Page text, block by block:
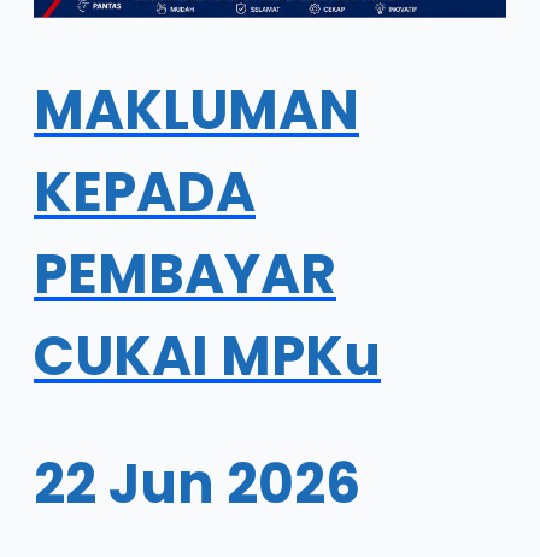
MAKLUMAN
KEPADA
PEMBAYAR
CUKAI MPKu
22 Jun 2026